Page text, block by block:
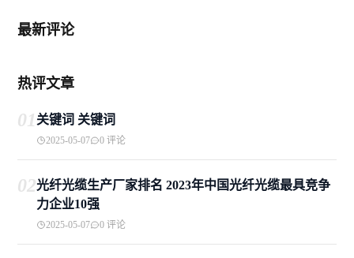
最新评论
热评文章
01关键词 关键词
2025-05-07 0 评论
02光纤光缆生产厂家排名 2023年中国光纤光缆最具竞争
力企业10强
2025-05-07 0 评论